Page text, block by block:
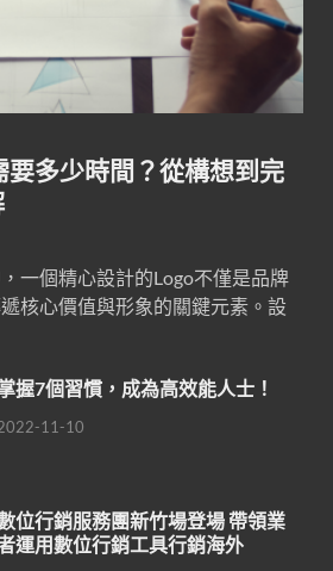
要多少時間？從構想到完
一個精心設計的Logo不僅是品牌
核心價值與形象的關鍵元素。設
握7個習慣，成為高效能人士！
11-10
位行銷服務團新竹場登場 帶領業
運用數位行銷工具行銷海外